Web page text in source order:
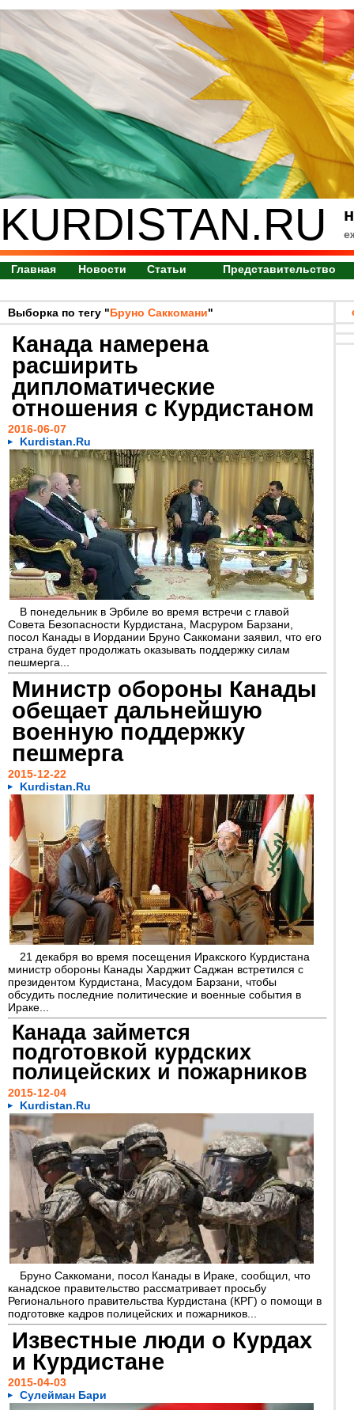
KURDISTAN.RU
Главная Новости Статьи Представительство
Выборка по тегу "Бруно Саккомани"
Канада намерена
расширить
дипломатические
отношения с Курдистаном
2016-06-07
Kurdistan.Ru
В понедельник в Эрбиле во время встречи с главой
Совета Безопасности Курдистана, Масруром Барзани,
посол Канады в Иордании Бруно Саккомани заявил, что его
страна будет продолжать оказывать поддержку силам
пешмерга...
Министр обороны Канады
обещает дальнейшую
военную поддержку
пешмерга
2015-12-22
Kurdistan.Ru
21 декабря во время посещения Иракского Курдистана
министр обороны Канады Харджит Саджан встретился с
президентом Курдистана, Масудом Барзани, чтобы
обсудить последние политические и военные события в
Ираке...
Канада займется
подготовкой курдских
полицейских и пожарников
2015-12-04
Kurdistan.Ru
Бруно Саккомани, посол Канады в Ираке, сообщил, что
канадское правительство рассматривает просьбу
Регионального правительства Курдистана (КРГ) о помощи в
подготовке кадров полицейских и пожарников...
Известные люди о Курдах
и Курдистане
2015-04-03
Сулейман Бари